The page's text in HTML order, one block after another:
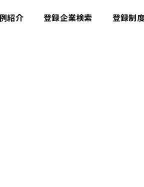
紹介 登録企業検索 登録制